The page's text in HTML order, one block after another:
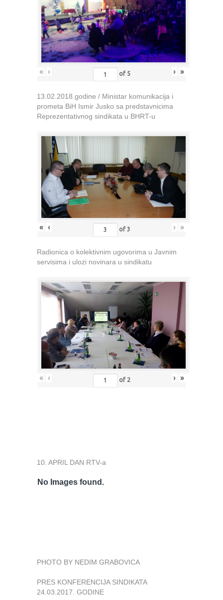
« ‹ of 5 › »
13.02.2018.godine / Ministar komunikacija i
prometa BiH Ismir Jusko sa predstavnicima
Reprezentativnog sindikata u BHRT-u
« ‹ of 3 › »
Radionica o kolektivnim ugovorima u Javnim
servisima i ulozi novinara u sindikatu
« ‹ of 2 › »
10. APRIL DAN RTV-a
No Images found.
PHOTO BY NEDIM GRABOVICA
PRES KONFERENCIJA SINDIKATA
24.03.2017. GODINE